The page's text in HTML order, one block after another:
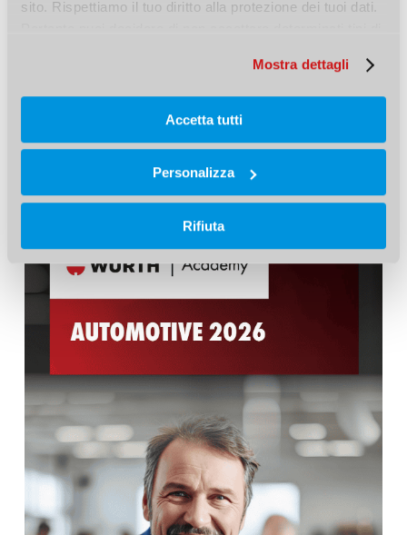
sito. Rispettiamo il tuo diritto alla protezione dei tuoi dati.
Mostra dettagli
Accetta tutti
Personalizza
Rifiuta
qualifiche professionali.